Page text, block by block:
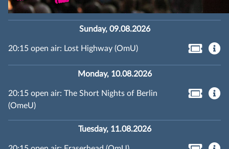
Sunday, 09.08.2026
20:15 open air: Lost Highway (OmU)
Monday, 10.08.2026
20:15 open air: The Short Nights of Berlin
(OmeU)
Tuesday, 11.08.2026